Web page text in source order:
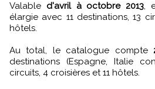
Valable d'avril à octobre 2013,
élargie avec 11 destinations, 13
hôtels.
Au total, le catalogue compte
destinations (Espagne, Italie
circuits, 4 croisières et 11 hôtels.